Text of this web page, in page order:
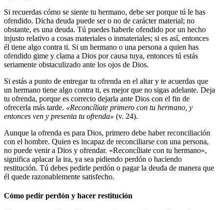
Si recuerdas cómo se siente tu hermano, debe ser porque tú le has
ofendido. Dicha deuda puede ser o no de carácter material; no
obstante, es una deuda. Tú puedes haberle ofendido por un hecho
injusto relativo a cosas materiales o inmateriales; si es así, entonces
él tiene algo contra ti. Si un hermano o una persona a quien has
ofendido gime y clama a Dios por causa tuya, entonces tú estás
seriamente obstaculizado ante los ojos de Dios.
Si estás a punto de entregar tu ofrenda en el altar y te acuerdas que
un hermano tiene algo contra ti, es mejor que no sigas adelante. Deja
tu ofrenda, porque es correcto dejarla ante Dios con el fin de
ofrecerla más tarde. «Reconcíliate primero con tu hermano, y
entonces ven y presenta tu ofrenda» (v. 24).
Aunque la ofrenda es para Dios, primero debe haber reconciliación
con el hombre. Quien es incapaz de reconciliarse con una persona,
no puede venir a Dios y ofrendar. «Reconcíliate con tu hermano»,
significa aplacar la ira, ya sea pidiendo perdón o haciendo
restitución. Tú debes pedirle perdón o pagar la deuda de manera que
él quede razonablemente satisfecho.
Cómo pedir perdón y hacer restitución